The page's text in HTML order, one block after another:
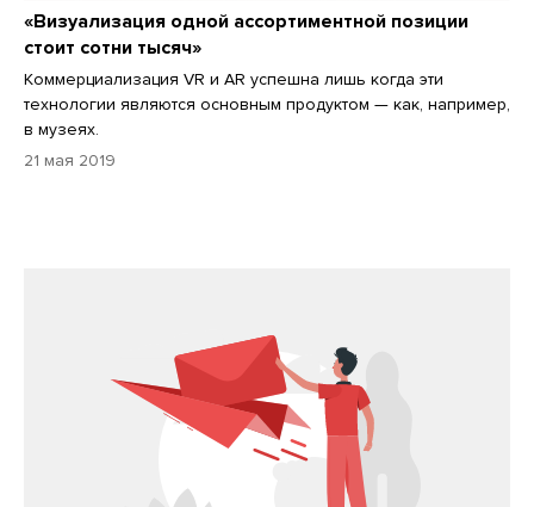
«Визуализация одной ассортиментной позиции
стоит сотни тысяч»
Коммерциализация VR и AR успешна лишь когда эти
технологии являются основным продуктом — как, например,
в музеях.
21 мая 2019